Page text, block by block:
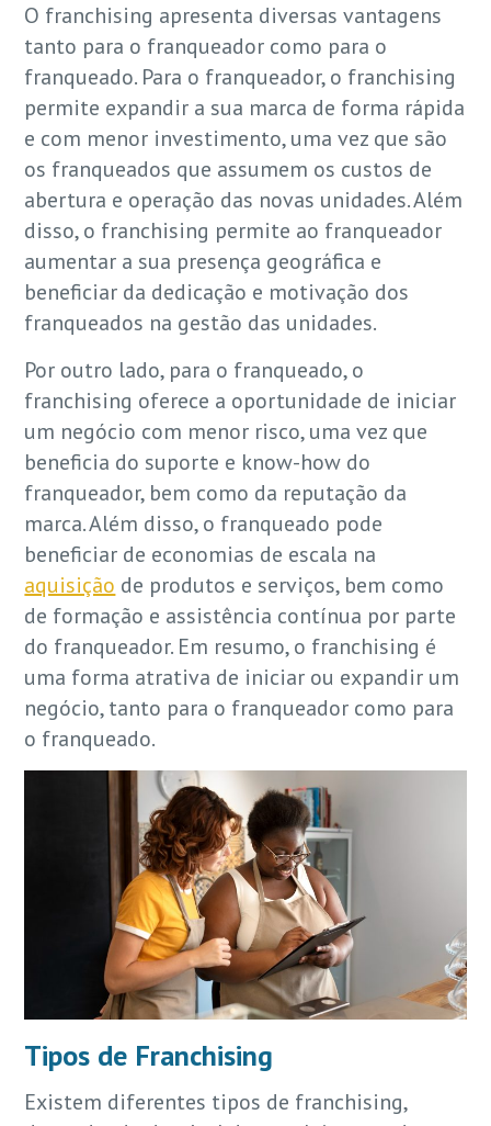
O franchising apresenta diversas vantagens
tanto para o franqueador como para o
franqueado. Para o franqueador, o franchising
permite expandir a sua marca de forma rápida
e com menor investimento, uma vez que são
os franqueados que assumem os custos de
abertura e operação das novas unidades. Além
disso, o franchising permite ao franqueador
aumentar a sua presença geográfica e
beneficiar da dedicação e motivação dos
franqueados na gestão das unidades.
Por outro lado, para o franqueado, o
franchising oferece a oportunidade de iniciar
um negócio com menor risco, uma vez que
beneficia do suporte e know-how do
franqueador, bem como da reputação da
marca. Além disso, o franqueado pode
beneficiar de economias de escala na
aquisição de produtos e serviços, bem como
de formação e assistência contínua por parte
do franqueador. Em resumo, o franchising é
uma forma atrativa de iniciar ou expandir um
negócio, tanto para o franqueador como para
o franqueado.
Tipos de Franchising
Existem diferentes tipos de franchising,